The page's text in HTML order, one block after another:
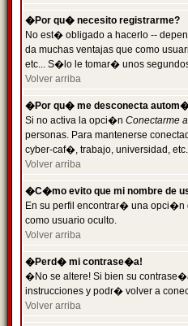
�Por qu� necesito registrarme?
No est� obligado a hacerlo --
da muchas ventajas que como
etc... S�lo le tomar� unos
Volver arriba
�Por qu� me desconecta
Si no activa la opci�n Conectarme
personas. Para mantenerse
cyber-caf�, trabajo, universidad, etc.
Volver arriba
�C�mo evito que mi nombre de
En su perfil encontrar� una opci�n
como usuario oculto.
Volver arriba
�Perd� mi contrase�a!
�No se altere! Si bien su
instrucciones y podr� volver a
Volver arriba